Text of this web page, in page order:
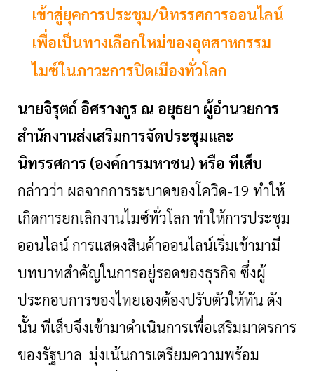
เข้าสู่ยุคการประชุม/นิทรรศการออนไลน์
เพื่อเป็นทางเลือกใหม่ของอุตสาหกรรม
ไมซ์ในภาวะการปิดเมืองทั่วโลก
นายจิรุตถ์ อิศรางกูร ณ อยุธยา ผู้อำนวยการ
สำนักงานส่งเสริมการจัดประชุมและ
นิทรรศการ (องค์การมหาชน) หรือ ทีเส็บ
กล่าวว่า ผลจากการระบาดของโควิด-19 ทำให้
เกิดการยกเลิกงานไมซ์ทั่วโลก ทำให้การประชุม
ออนไลน์ การแสดงสินค้าออนไลน์เริ่มเข้ามามี
บทบาทสำคัญในการอยู่รอดของธุรกิจ ซึ่งผู้
ประกอบการของไทยเองต้องปรับตัวให้ทัน ดัง
นั้น ทีเส็บจึงเข้ามาดำเนินการเพื่อเสริมมาตรการ
ของรัฐบาล มุ่งเน้นการเตรียมความพร้อม